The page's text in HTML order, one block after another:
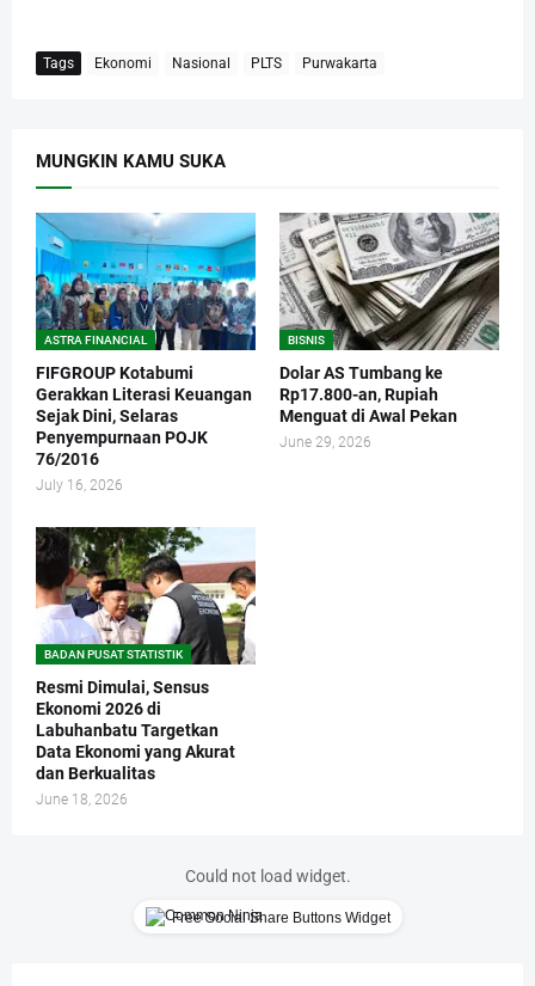
Tags Ekonomi Nasional PLTS Purwakarta
MUNGKIN KAMU SUKA
ASTRA FINANCIAL
FIFGROUP Kotabumi
Gerakkan Literasi Keuangan
Sejak Dini, Selaras
Penyempurnaan POJK
76/2016
July 16, 2026
BISNIS
Dolar AS Tumbang ke
Rp17.800-an, Rupiah
Menguat di Awal Pekan
June 29, 2026
BADAN PUSAT STATISTIK
Resmi Dimulai, Sensus
Ekonomi 2026 di
Labuhanbatu Targetkan
Data Ekonomi yang Akurat
dan Berkualitas
June 18, 2026
Could not load widget.
Free Social Share Buttons Widget